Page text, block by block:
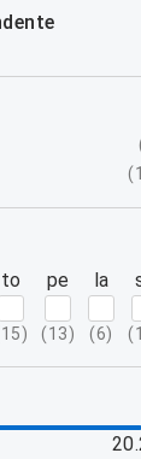
(
to
15)
pe
(13)
la
(6) (